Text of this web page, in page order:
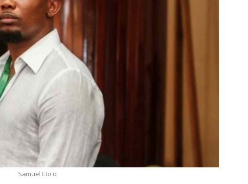
Samuel Eto'o